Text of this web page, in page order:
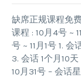
缺席正规课程免
课程 : 10月4号 ~
号 ~ 11月1号 1.
3. 会话 1个月10
10月31号 – 会话